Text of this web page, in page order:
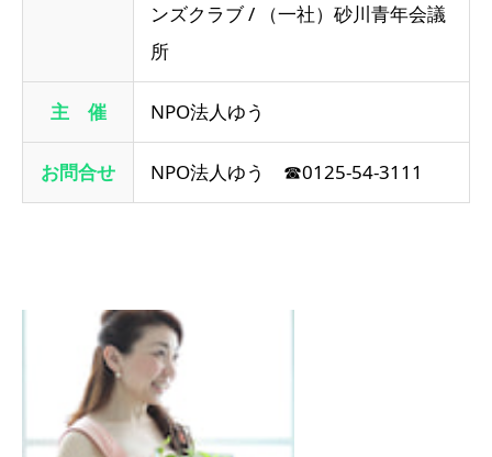
ンズクラブ / （一社）砂川青年会議
所
主 催 NPO法人ゆう
お問合せ NPO法人ゆう ☎0125-54-3111